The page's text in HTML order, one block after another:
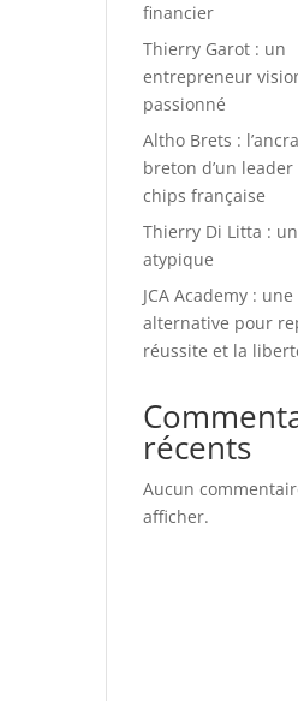
financier
Thierry Garot : un
entrepreneur
passionné
Altho Brets :
breton d’un leader
chips française
Thierry Di Litta :
atypique
JCA Academy :
alternative pour
réussite et la
récents
Aucun
afficher.